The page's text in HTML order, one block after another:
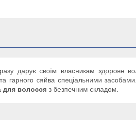
дарує своїм власникам здорове
гарного сяйва спеціальними
для волосся з безпечним складом.